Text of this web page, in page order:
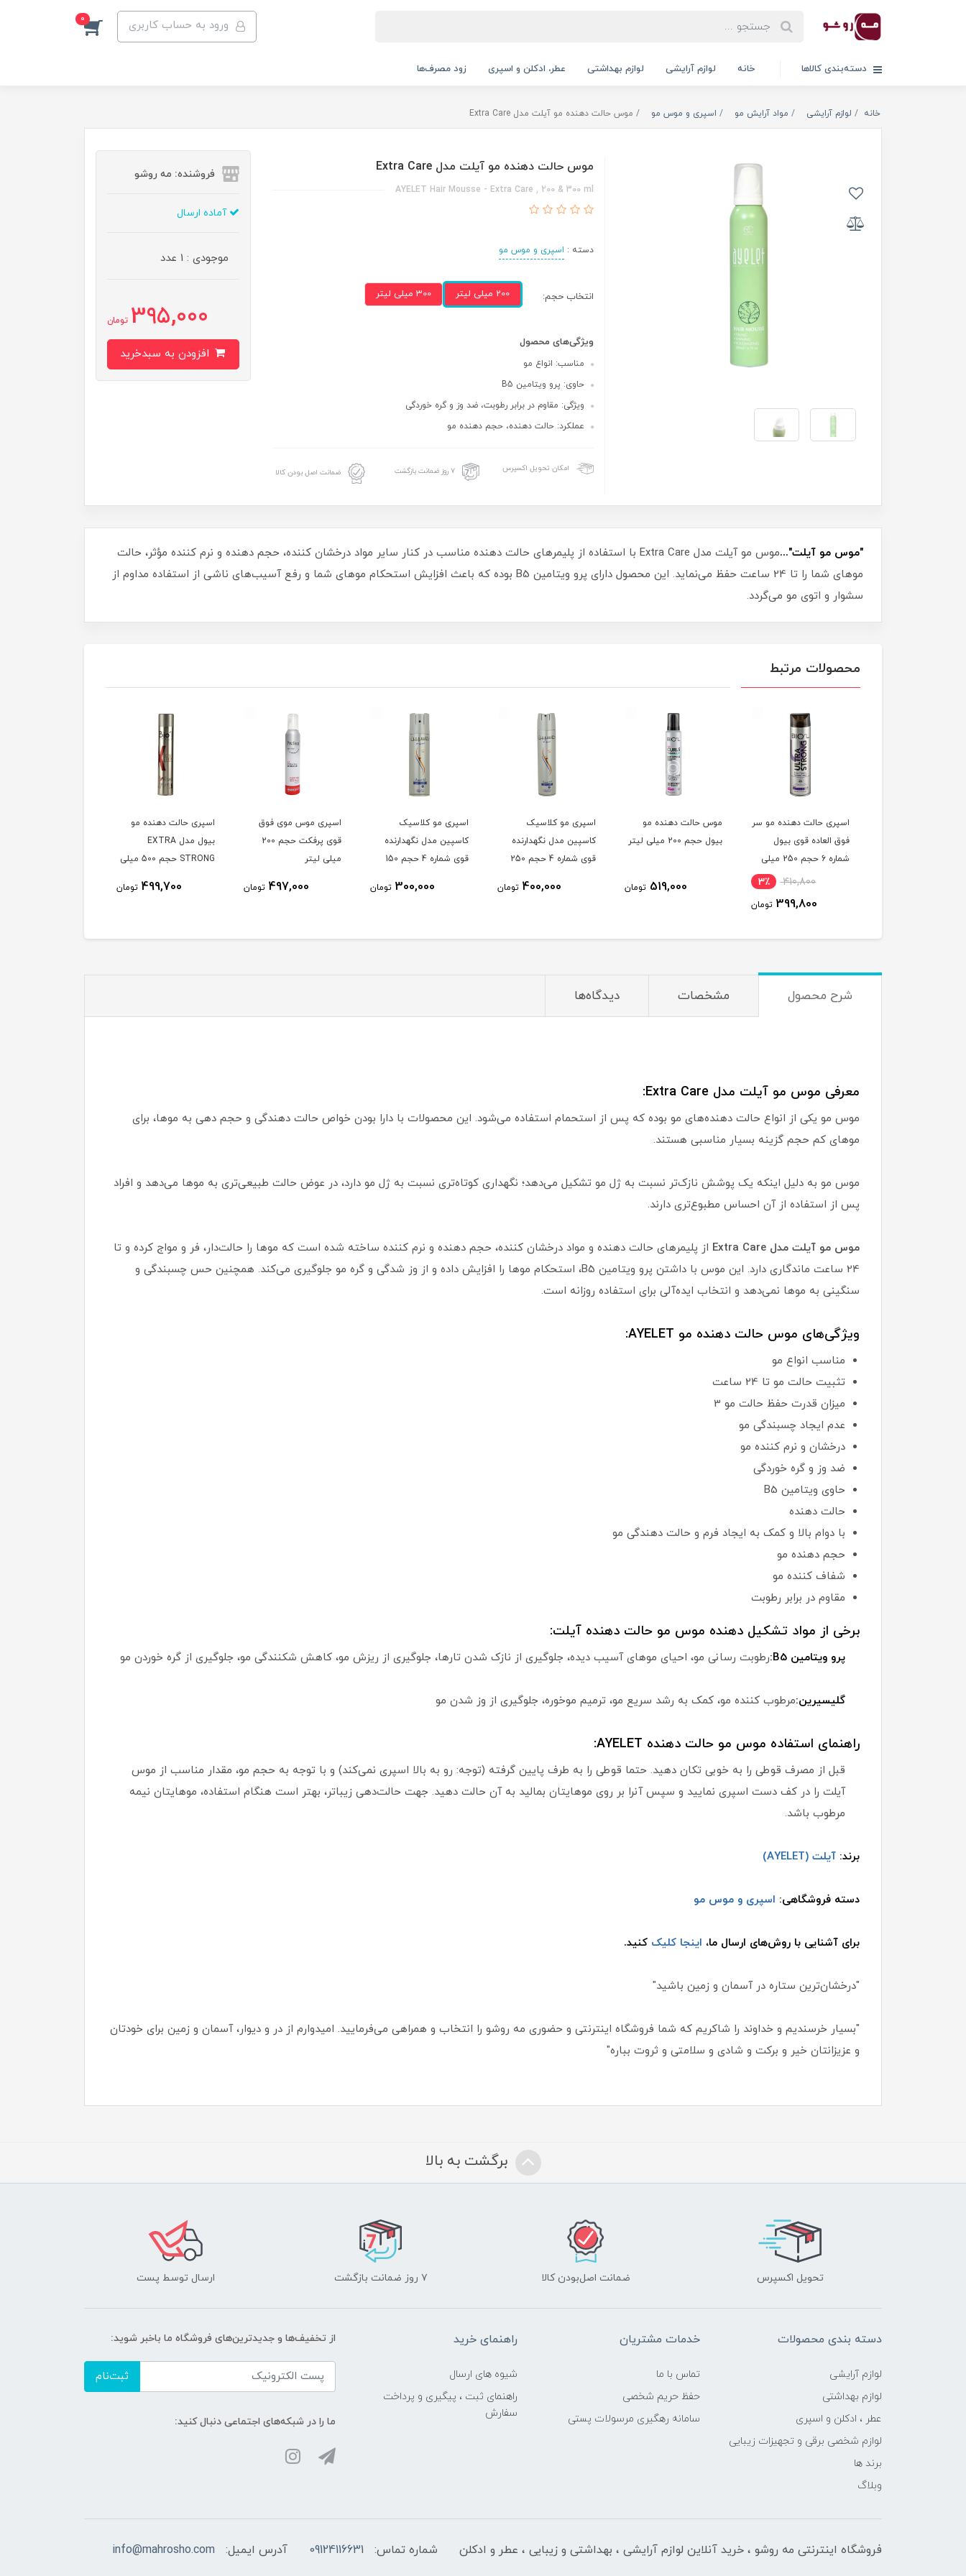
ورود به حساب کاربری 0
دسته‌بندی کالاها خانه لوازم آرایشی لوازم بهداشتی عطر، ادکلن و اسپری زود مصرف‌ها
خانه لوازم آرایشی مواد آرایش مو اسپری و موس مو موس حالت دهنده مو آیلت مدل Extra Care
موس حالت دهنده مو آیلت مدل Extra Care
AYELET Hair Mousse - Extra Care , 200 & 300 ml
دسته : اسپری و موس مو
انتخاب حجم: 200 میلی لیتر 300 میلی لیتر
ویژگی‌های محصول
مناسب: انواع مو
حاوی: پرو ویتامین B5
ویژگی: مقاوم در برابر رطوبت، ضد وز و گره خوردگی
عملکرد: حالت دهنده، حجم دهنده مو
امکان تحویل اکسپرس ۷ روز ضمانت بازگشت ضمانت اصل بودن کالا
فروشنده: مه رو‌شو
آماده ارسال
موجودی : 1 عدد
395,000 تومان
"موس مو آیلت"...
موس مو آیلت مدل Extra Care با استفاده از پلیمرهای حالت دهنده مناسب در کنار سایر مواد درخشان کننده، حجم دهنده و نرم کننده مؤثر، حالت
موهای شما را تا 24 ساعت حفظ می‌نماید. این محصول دارای پرو ویتامین B5 بوده که باعث افزایش استحکام موهای شما و رفع آسیب‌های ناشی از استفاده مداوم از
سشوار و اتوی مو می‌گردد.
محصولات مرتبط
اسپری حالت دهنده مو سر
فوق العاده قوی بیول
شماره 6 حجم 250 میلی
410,800 3٪
399,800 تومان
موس حالت دهنده مو
بیول حجم 200 میلی لیتر
519,000 تومان
اسپری مو کلاسیک
کاسپین مدل نگهدارنده
قوی شماره 4 حجم 250
400,000 تومان
اسپری مو کلاسیک
کاسپین مدل نگهدارنده
قوی شماره 4 حجم 150
300,000 تومان
اسپری موس موی فوق
قوی پرفکت حجم 200
میلی لیتر
497,000 تومان
اسپری حالت دهنده مو
بیول مدل EXTRA
STRONG حجم 500 میلی
499,700 تومان
شرح محصول مشخصات دیدگاه‌ها
معرفی موس مو آیلت مدل Extra Care:
موس مو یکی از انواع حالت دهنده‌های مو بوده که پس از استحمام استفاده می‌شود. این محصولات با دارا بودن خواص حالت دهندگی و حجم دهی به موها، برای
موهای کم حجم گزینه بسیار مناسبی هستند.
موس مو به دلیل اینکه یک پوشش نازک‌تر نسبت به ژل مو تشکیل می‌دهد؛ نگهداری کوتاه‌تری نسبت به ژل مو دارد، در عوض حالت طبیعی‌تری به موها می‌دهد و افراد
پس از استفاده از آن احساس مطبوع‌تری دارند.
موس مو آیلت مدل Extra Care
از پلیمرهای حالت دهنده و مواد درخشان کننده، حجم دهنده و نرم کننده ساخته شده است که موها را حالت‌دار، فر و مواج کرده و تا
24 ساعت ماندگاری دارد. این موس با داشتن پرو ویتامین B5، استحکام موها را افزایش داده و از وز شدگی و گره مو جلوگیری می‌کند. همچنین حس چسبندگی و
سنگینی به موها نمی‌دهد و انتخاب ایده‌آلی برای استفاده روزانه است.
ویژگی‌های موس حالت دهنده مو AYELET:
مناسب انواع مو
تثبیت حالت مو تا 24 ساعت
میزان قدرت حفظ حالت مو 3
عدم ایجاد چسبندگی مو
درخشان و نرم کننده مو
ضد وز و گره خوردگی
حاوی ویتامین B5
حالت دهنده
با دوام بالا و کمک به ایجاد فرم و حالت دهندگی مو
حجم دهنده مو
شفاف کننده مو
مقاوم در برابر رطوبت
برخی از مواد تشکیل دهنده موس مو حالت دهنده آیلت:
پرو ویتامین B5: رطوبت رسانی مو، احیای موهای آسیب دیده، جلوگیری از نازک شدن تارها، جلوگیری از ریزش مو، کاهش شکنندگی مو، جلوگیری از گره خوردن مو
گلیسیرین:مرطوب کننده مو، کمک به رشد سریع مو، ترمیم موخوره، جلوگیری از وز شدن مو
راهنمای استفاده موس مو حالت دهنده AYELET:
قبل از مصرف قوطی را به خوبی تکان دهید. حتما قوطی را به طرف پایین گرفته (توجه: رو به بالا اسپری نمی‌کند) و با توجه به حجم مو، مقدار مناسب از موس
آیلت را در کف دست اسپری نمایید و سپس آنرا بر روی موهایتان بمالید به آن حالت دهید. جهت حالت‌دهی زیباتر، بهتر است هنگام استفاده، موهایتان نیمه
مرطوب باشد.
برند: آیلت (AYELET)
دسته فروشگاهی: اسپری و موس مو
برای آشنایی با روش‌های ارسال ما، اینجا کلیک کنید.
"درخشان‌ترین ستاره در آسمان و زمین باشید"
"بسیار خرسندیم و خداوند را شاکریم که شما فروشگاه اینترنتی و حضوری مه روشو را انتخاب و همراهی می‌فرمایید. امیدوارم از در و دیوار، آسمان و زمین برای خودتان
و عزیزانتان خیر و برکت و شادی و سلامتی و ثروت بباره"
برگشت به بالا
تحویل اکسپرس ضمانت اصل‌بودن کالا ۷ روز ضمانت بازگشت ارسال توسط پست
دسته بندی محصولات
لوازم آرایشی
لوازم بهداشتی
عطر ، ادکلن و اسپری
لوازم شخصی برقی و تجهیزات زیبایی
برند ها
وبلاگ
خدمات مشتریان
تماس با ما
حفظ حریم شخصی
سامانه رهگیری مرسولات پستی
راهنمای خرید
شیوه های ارسال
راهنمای ثبت ، پیگیری و پرداخت
سفارش
از تخفیف‌ها و جدیدترین‌های فروشگاه ما باخبر شوید:
ثبت‌نام
ما را در شبکه‌های اجتماعی دنبال کنید:
فروشگاه اینترنتی مه‌ رو‌شو ، خرید آنلاین لوازم آرایشی ، بهداشتی و زیبایی ، عطر و ادکلن شماره تماس: 09124116631 آدرس ایمیل: info@mahrosho.com